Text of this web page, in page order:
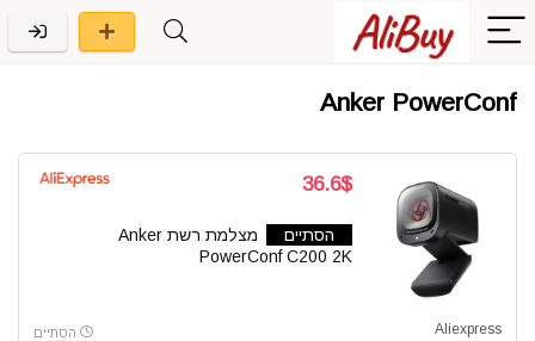
Anker PowerConf
36.6$
הסתיים
מצלמת רשת Anker
PowerConf C200 2K
Aliexpress הסתיים